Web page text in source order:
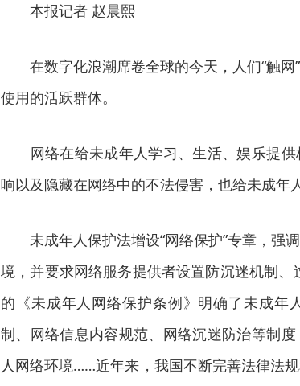
本报记者 赵晨熙
在数字化浪潮席卷全球的今天，人们“触网
使用的活跃群体。
网络在给未成年人学习、生活、娱乐提供
响以及隐藏在网络中的不法侵害，也给未成年
未成年人保护法增设“网络保护”专章，强
境，并要求网络服务提供者设置防沉迷机制
的《未成年人网络保护条例》明确了未成年
制、网络信息内容规范、网络沉迷防治等制
人网络环境……近年来，我国不断完善法律法